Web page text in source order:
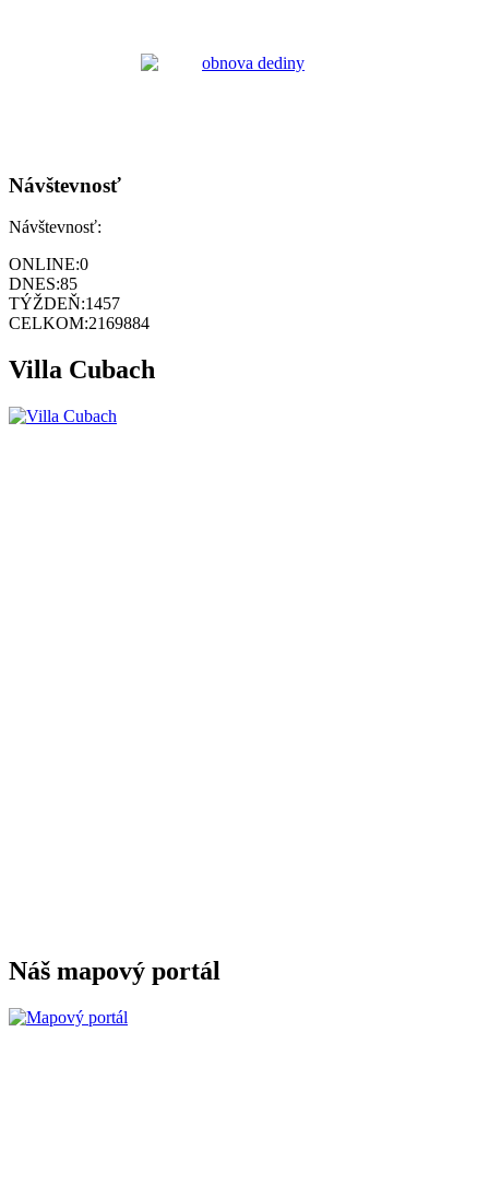
Návštevnosť
Návštevnosť:
ONLINE:0
DNES:85
TÝŽDEŇ:1457
CELKOM:2169884
Villa Cubach
Náš mapový portál